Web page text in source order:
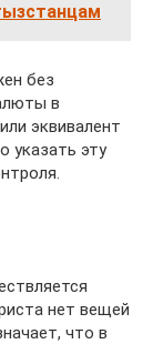
без
в
эквивалент
указать эту
нет вещей
что в